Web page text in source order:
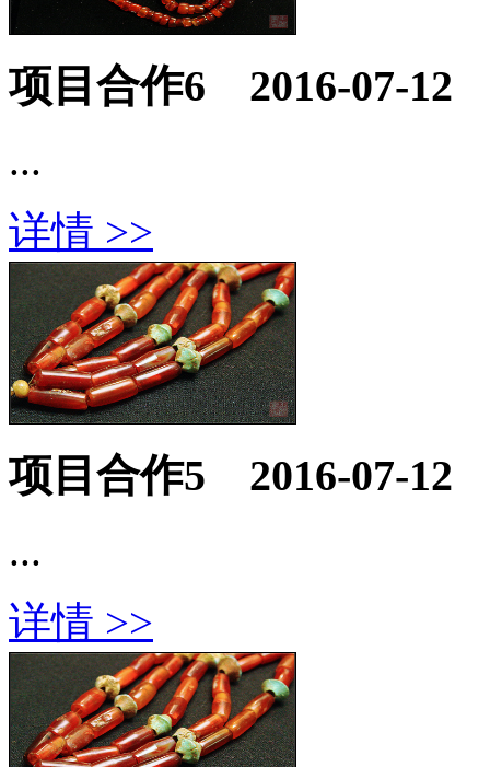
项目合作6 2016-07-12
...
详情 >>
项目合作5 2016-07-12
...
详情 >>